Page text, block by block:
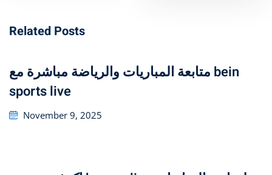
Related Posts
متابعة المباريات والرياضة مباشرة مع bein
sports live
Posted
November 9, 2025